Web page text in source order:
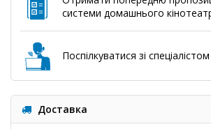
системи домашнього
Поспілкуватися зі спеціалістом
Доставка